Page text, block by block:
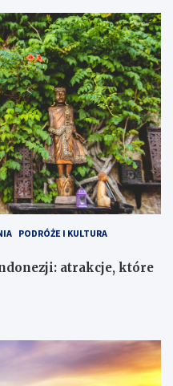
PODRÓŻE I KULTURA
atrakcje, które